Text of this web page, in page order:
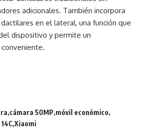
adicionales. También incorpora
en el lateral, una función que
dispositivo y permite un
cámara 50MP móvil económico
Xiaomi